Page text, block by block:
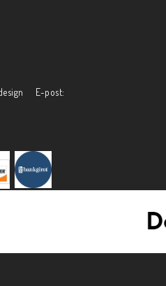
E-post: